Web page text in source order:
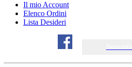
Il mio Account
Elenco Ordini
Lista Desideri